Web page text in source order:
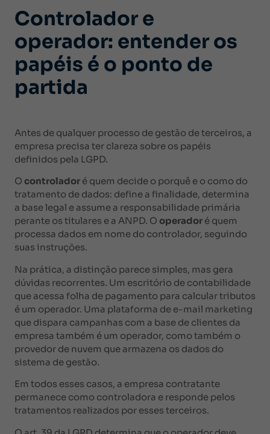
Controlador e
operador: entender os
papéis é o ponto de
partida
Antes de qualquer processo de gestão de terceiros, a
empresa precisa ter clareza sobre os papéis
definidos pela LGPD.
O controlador é quem decide o porquê e o como do
tratamento de dados: define a finalidade, determina
a base legal e assume a responsabilidade primária
perante os titulares e a ANPD. O operador é quem
processa dados em nome do controlador, seguindo
suas instruções.
Na prática, a distinção parece simples, mas gera
dúvidas recorrentes. Um escritório de contabilidade
que acessa folha de pagamento para calcular tributos
é um operador. Uma plataforma de e-mail marketing
que dispara campanhas com a base de clientes da
empresa também é um operador, como também o
provedor de nuvem que armazena os dados do
sistema de gestão.
Em todos esses casos, a empresa contratante
permanece como controladora e responde pelos
tratamentos realizados por esses terceiros.